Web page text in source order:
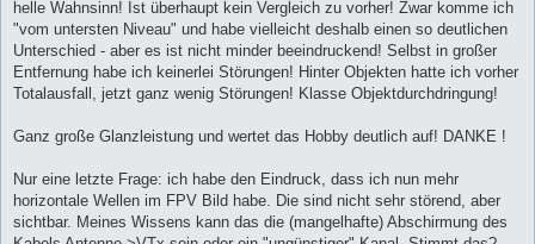
helle Wahnsinn! Ist überhaupt kein Vergleich zu vorher! Zwar komme ich
"vom untersten Niveau" und habe vielleicht deshalb einen so deutlichen
Unterschied - aber es ist nicht minder beeindruckend! Selbst in großer
Entfernung habe ich keinerlei Störungen! Hinter Objekten hatte ich vorher
Totalausfall, jetzt ganz wenig Störungen! Klasse Objektdurchdringung!
Ganz große Glanzleistung und wertet das Hobby deutlich auf! DANKE !
Nur eine letzte Frage: ich habe den Eindruck, dass ich nun mehr
horizontale Wellen im FPV Bild habe. Die sind nicht sehr störend, aber
sichtbar. Meines Wissens kann das die (mangelhafte) Abschirmung des